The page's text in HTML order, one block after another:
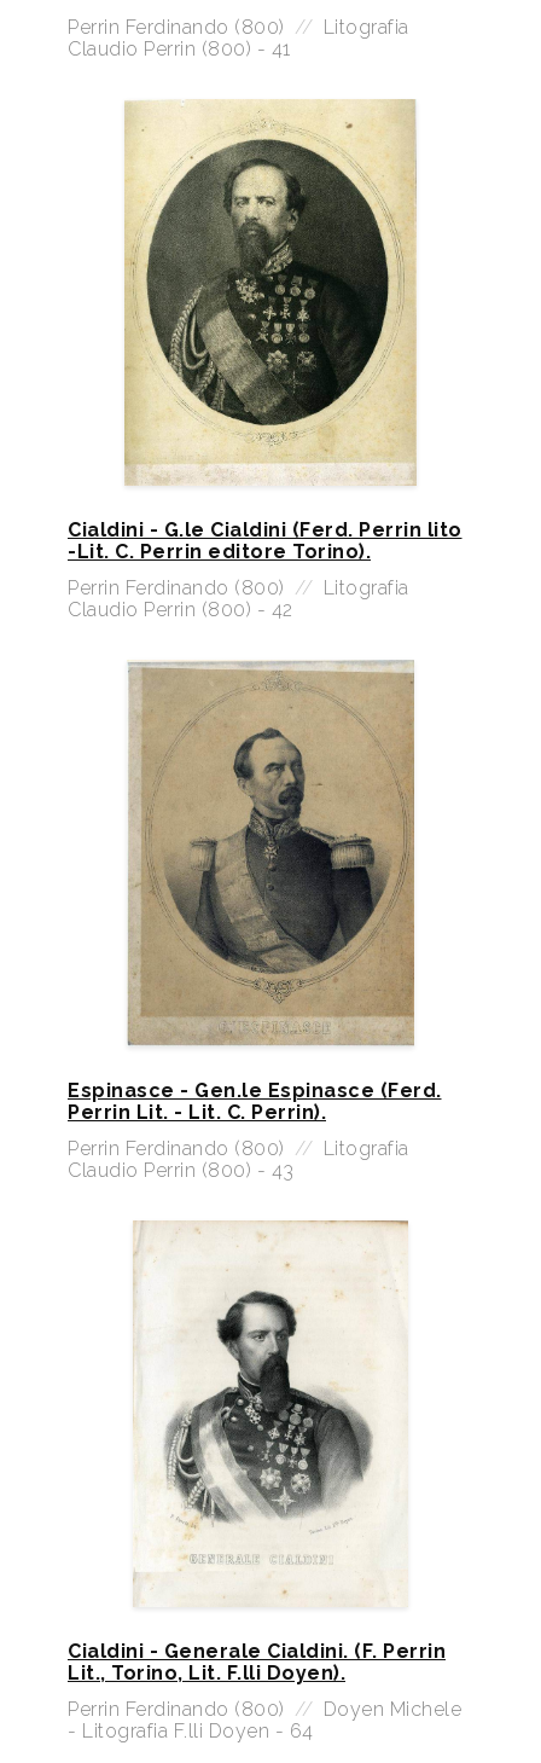
Perrin Ferdinando (800) // Litografia
Claudio Perrin (800) - 41
Cialdini - G.le Cialdini (Ferd. Perrin lito
-Lit. C. Perrin editore Torino).
Perrin Ferdinando (800) // Litografia
Claudio Perrin (800) - 42
Espinasce - Gen.le Espinasce (Ferd.
Perrin Lit. - Lit. C. Perrin).
Perrin Ferdinando (800) // Litografia
Claudio Perrin (800) - 43
Cialdini - Generale Cialdini. (F. Perrin
Lit., Torino, Lit. F.lli Doyen).
Perrin Ferdinando (800) // Doyen Michele
- Litografia F.lli Doyen - 64